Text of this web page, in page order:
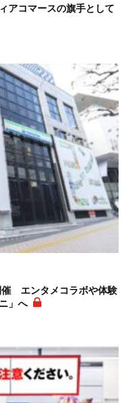
アコマースの旗手として
催 エンタメコラボや体験
」へ